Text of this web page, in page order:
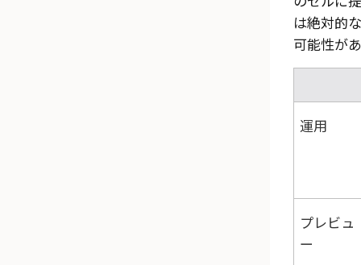
は絶対的
可能性が
運用
プレビュ
ー